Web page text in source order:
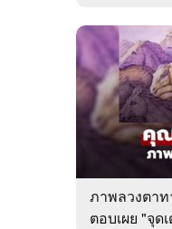
ภาพลวงตา
ตอบเผย "จุ